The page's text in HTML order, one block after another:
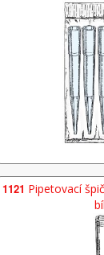
1121 Pipetovací